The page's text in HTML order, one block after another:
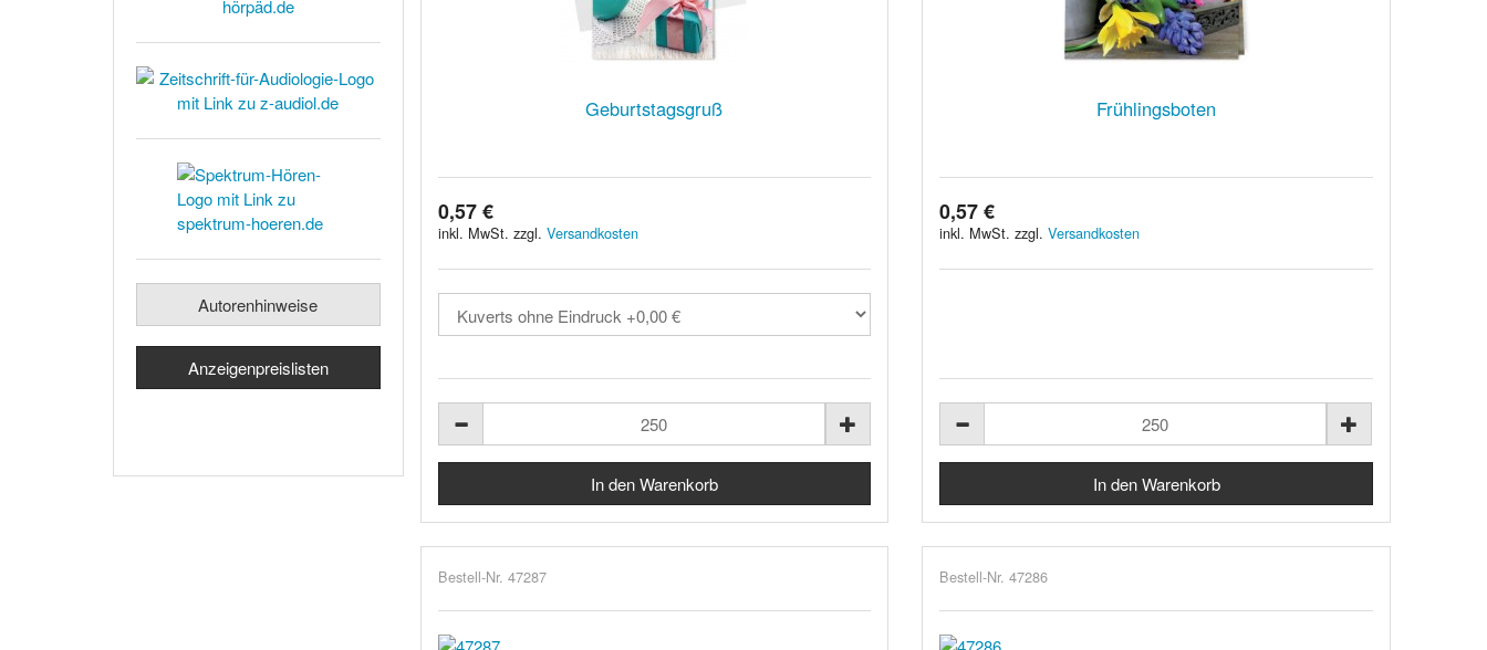
Geburtstagsgruß
0,57 €
inkl. MwSt. zzgl. Versandkosten
Frühlingsboten
0,57 €
inkl. MwSt. zzgl.Versandkosten
Bestell-Nr. 47287 Bestell-Nr. 47286
Autorenhinweise
Anzeigenpreislisten